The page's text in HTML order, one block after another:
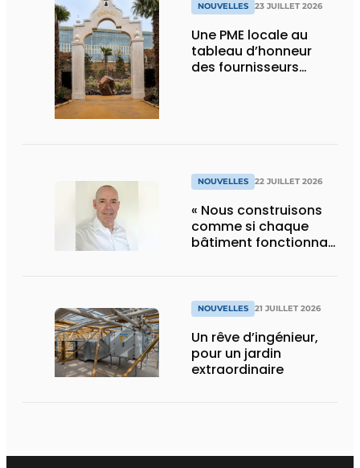
NOUVELLES 23 JUILLET 2026
Une PME locale au
tableau d’honneur
des fournisseurs
NOUVELLES 22 JUILLET 2026
« Nous construisons
comme si chaque
bâtiment fonctionnait
»NOUVELLES 21 JUILLET 2026
Un rêve d’ingénieur,
pour un jardin
extraordinaire